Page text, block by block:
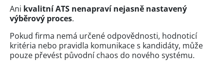
Ani kvalitní ATS nenapraví nejasně nastavený
výběrový proces.
Pokud firma nemá určené odpovědnosti, hodnoticí
kritéria nebo pravidla komunikace s kandidáty, může
pouze převést původní chaos do nového systému.